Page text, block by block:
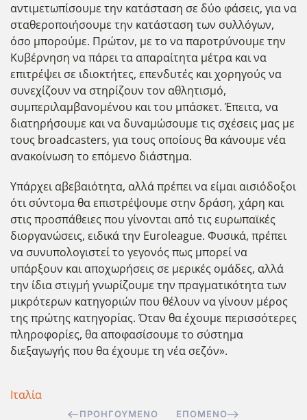
αντιμετωπίσουμε την κατάσταση σε δύο φάσεις, για να
σταθεροποιήσουμε την κατάσταση των συλλόγων,
όσο μπορούμε. Πρώτον, με το να παροτρύνουμε την
Κυβέρνηση να πάρει τα απαραίτητα μέτρα και να
επιτρέψει σε ιδιοκτήτες, επενδυτές και χορηγούς να
συνεχίζουν να στηρίζουν τον αθλητισμό,
συμπεριλαμβανομένου και του μπάσκετ. Έπειτα, να
διατηρήσουμε και να δυναμώσουμε τις σχέσεις μας με
τους broadcasters, για τους οποίους θα κάνουμε νέα
ανακοίνωση το επόμενο διάστημα.
Υπάρχει αβεβαιότητα, αλλά πρέπει να είμαι αισιόδοξοι
ότι σύντομα θα επιστρέψουμε στην δράση, χάρη και
στις προσπάθειες που γίνονται από τις ευρωπαϊκές
διοργανώσεις, ειδικά την Euroleague. Φυσικά, πρέπει
να συνυπολογιστεί το γεγονός πως μπορεί να
υπάρξουν και αποχωρήσεις σε μερικές ομάδες, αλλά
την ίδια στιγμή γνωρίζουμε την πραγματικότητα των
μικρότερων κατηγοριών που θέλουν να γίνουν μέρος
της πρώτης κατηγορίας. Όταν θα έχουμε περισσότερες
πληροφορίες, θα αποφασίσουμε το σύστημα
διεξαγωγής που θα έχουμε τη νέα σεζόν».
Ιταλία
ΠΡΟΗΓΟΎΜΕΝΟ ΕΠΌΜΕΝΟ